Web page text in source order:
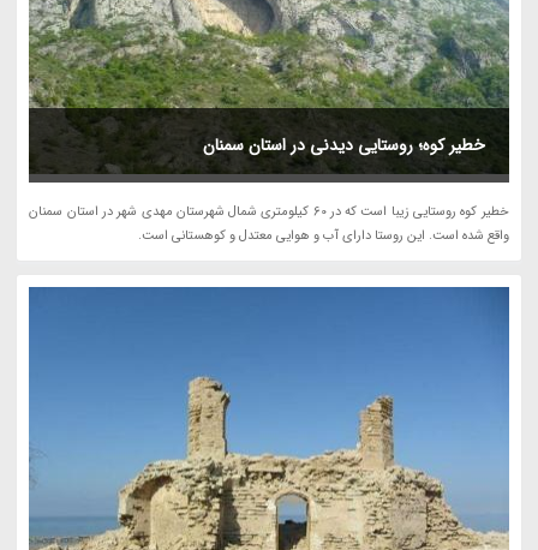
خطیر کوه؛ روستایی دیدنی در استان سمنان
خطیر کوه روستایی زیبا است که در 60 کیلومتری شمال شهرستان مهدی شهر در استان سمنان
واقع شده است. این روستا دارای آب و هوایی معتدل و کوهستانی است.